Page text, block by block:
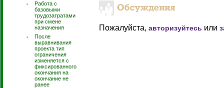
Работа с
базовыми
трудозатратами
при смене
назначения
После
выравнивания
проекта тип
ограничения
изменяется с
фиксированного
окончания на
окончание не
ранее
Пожалуйста, авторизуйтесь или